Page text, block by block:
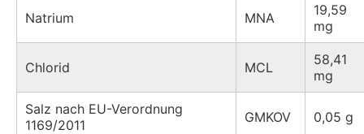
Natrium MNA
19,59
mg
Chlorid MCL
58,41
mg
Salz nach EU-Verordnung
1169/2011
GMKOV 0,05 g